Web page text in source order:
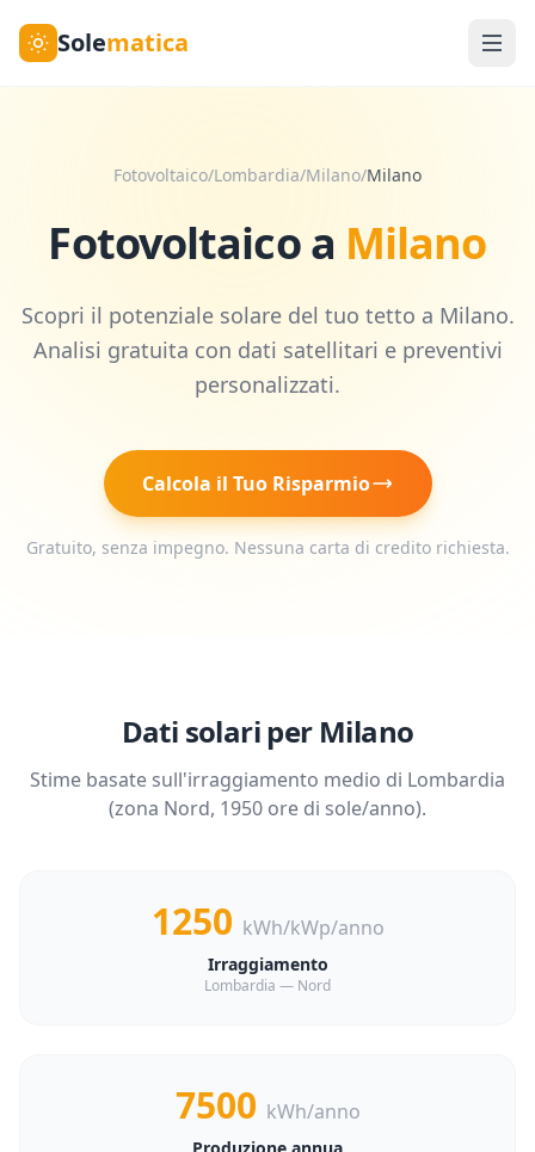
Solematica
Fotovoltaico/Lombardia/Milano/Milano
Fotovoltaico a Milano
Scopri il potenziale solare del tuo tetto a Milano.
Analisi gratuita con dati satellitari e preventivi
personalizzati.
Calcola il Tuo Risparmio
Gratuito, senza impegno. Nessuna carta di credito richiesta.
Dati solari per Milano
Stime basate sull'irraggiamento medio di Lombardia
(zona Nord, 1950 ore di sole/anno).
1250 kWh/kWp/anno
Irraggiamento
Lombardia — Nord
7500 kWh/anno